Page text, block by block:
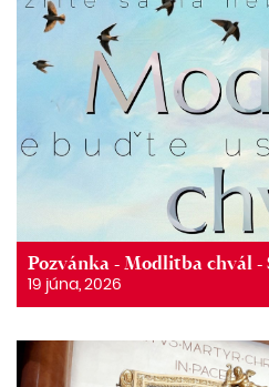
Pozvánka - Modlitba chvál -
19 júna, 2026